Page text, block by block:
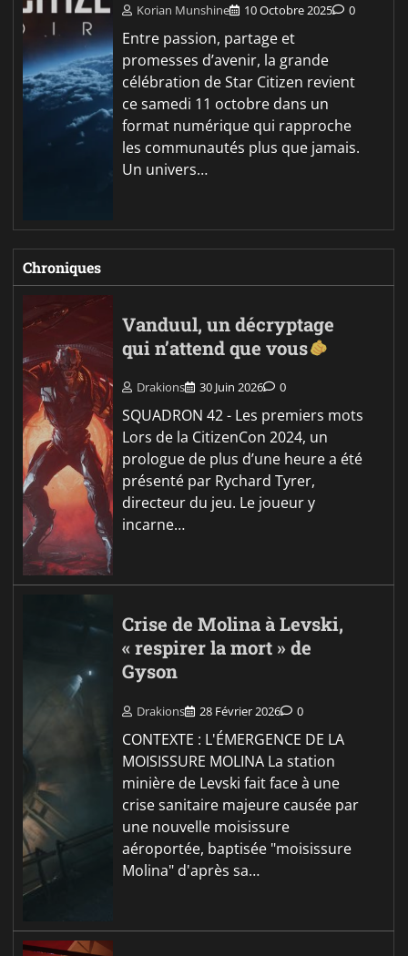
Korian Munshine 10 Octobre 2025 0
Entre passion, partage et
promesses d’avenir, la grande
célébration de Star Citizen revient
ce samedi 11 octobre dans un
format numérique qui rapproche
les communautés plus que jamais.
Un univers…
Chroniques
Vanduul, un décryptage
qui n’attend que vous
Drakions 30 Juin 2026 0
SQUADRON 42 - Les premiers mots
Lors de la CitizenCon 2024, un
prologue de plus d’une heure a été
présenté par Rychard Tyrer,
directeur du jeu. Le joueur y
incarne…
Crise de Molina à Levski,
« respirer la mort » de
Gyson
Drakions 28 Février 2026 0
CONTEXTE : L'ÉMERGENCE DE LA
MOISISSURE MOLINA La station
minière de Levski fait face à une
crise sanitaire majeure causée par
une nouvelle moisissure
aéroportée, baptisée "moisissure
Molina" d'après sa…